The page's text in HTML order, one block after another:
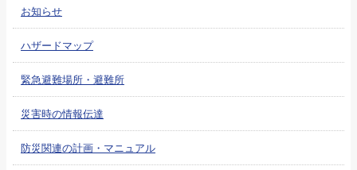
お知らせ
ハザードマップ
緊急避難場所・避難所
災害時の情報伝達
防災関連の計画・マニュアル